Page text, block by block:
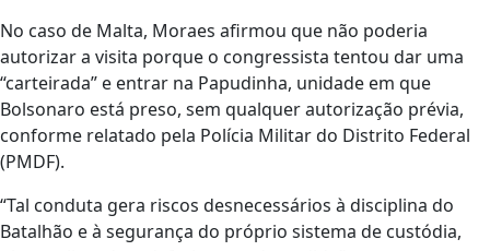
No caso de Malta, Moraes afirmou que não poderia
autorizar a visita porque o congressista tentou dar uma
“carteirada” e entrar na Papudinha, unidade em que
Bolsonaro está preso, sem qualquer autorização prévia,
conforme relatado pela Polícia Militar do Distrito Federal
(PMDF).
“Tal conduta gera riscos desnecessários à disciplina do
Batalhão e à segurança do próprio sistema de custódia,